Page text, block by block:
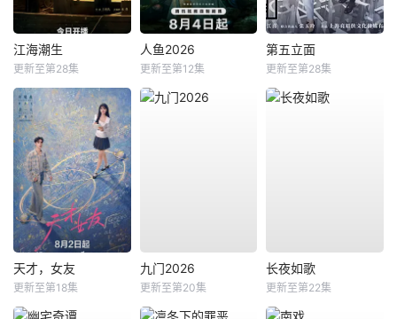
江海潮生
更新至第28集
人鱼2026
更新至第12集
第五立面
更新至第28集
天才，女友
更新至第18集
九门2026
更新至第20集
长夜如歌
更新至第22集